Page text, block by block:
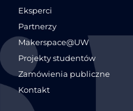
Eksperci
Partnerzy
Makerspace@UW
Projekty studentów
Zamówienia publiczne
Kontakt